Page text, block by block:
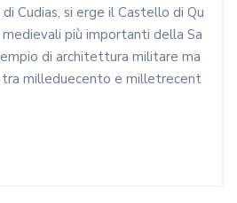
Cudias, si erge il Castello di Qu
più importanti della Sa
di architettura militare ma
tra milleduecento e milletrecent